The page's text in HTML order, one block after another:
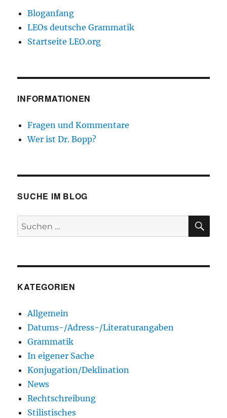
Bloganfang
LEOs deutsche Grammatik
Startseite LEO.org
INFORMATIONEN
Fragen und Kommentare
Wer ist Dr. Bopp?
SUCHE IM BLOG
Suchen
nach:
KATEGORIEN
Allgemein
Datums-/Adress-/Literaturangaben
Grammatik
In eigener Sache
Konjugation/Deklination
News
Rechtschreibung
Stilistisches